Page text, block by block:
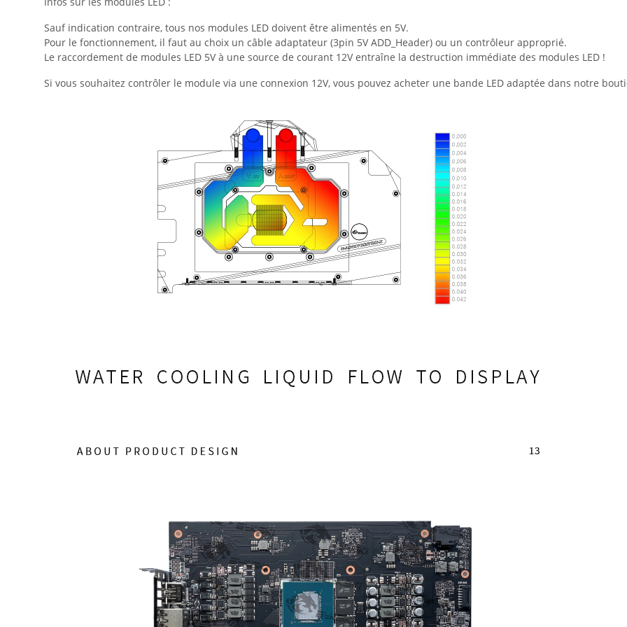
Sauf indication contraire, tous nos modules LED doivent être alimentés en 5V.
Pour le fonctionnement, il faut au choix un câble adaptateur (3pin 5V ADD_Header) ou un contrôleur approprié.
Le raccordement de modules LED 5V à une source de courant 12V entraîne la destruction immédiate des modules LED !
Si vous souhaitez contrôler le module via une connexion 12V, vous pouvez acheter une bande LED adaptée dans notre